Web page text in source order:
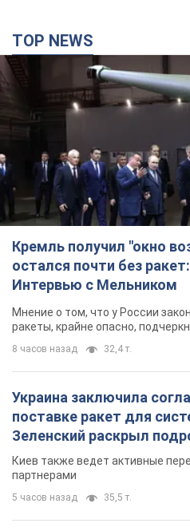
Кремль получил "окно
остался почти без
Интервью с Мельником
Мнение о том, что у России
ракеты, крайне опасно,
8 часов назад 32,4 т.
Украина заключила
поставке ракет для
Зеленский раскрыл
партнерами
учителей: в результате
области погибли
муж и внук
6 часов назад